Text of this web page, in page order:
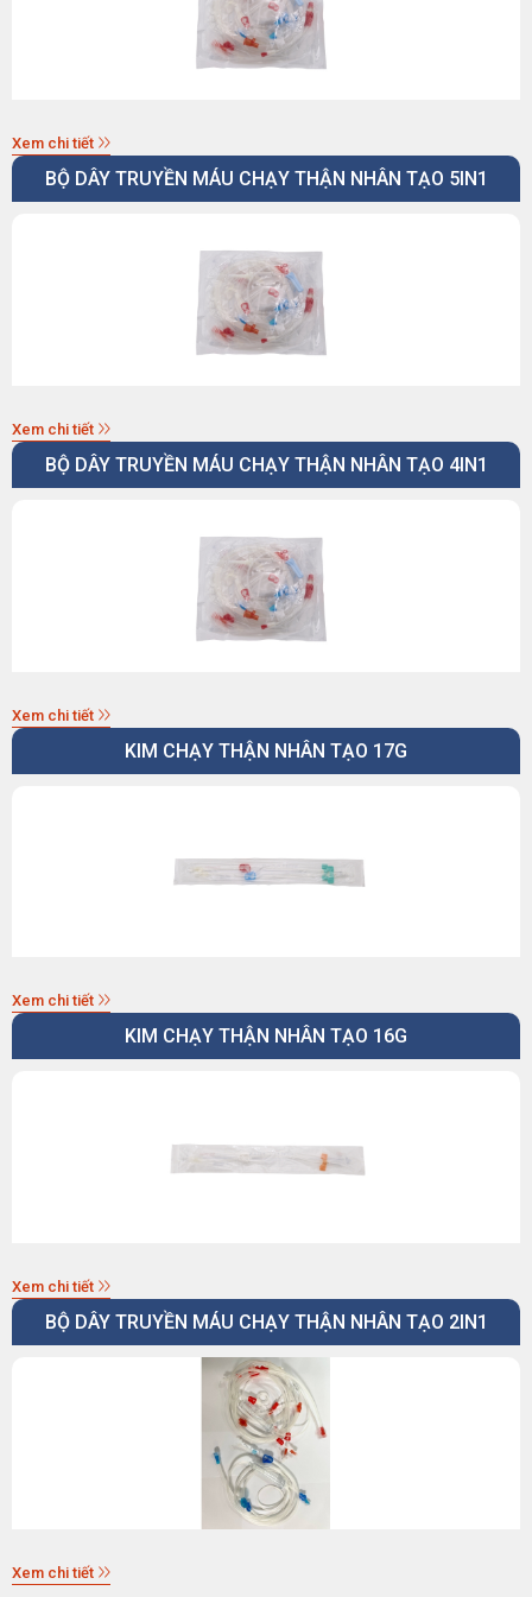
Xem chi tiết
BỘ DÂY TRUYỀN MÁU CHẠY THẬN NHÂN TẠO 5IN1
Xem chi tiết
BỘ DÂY TRUYỀN MÁU CHẠY THẬN NHÂN TẠO 4IN1
Xem chi tiết
KIM CHẠY THẬN NHÂN TẠO 17G
Xem chi tiết
KIM CHẠY THẬN NHÂN TẠO 16G
Xem chi tiết
BỘ DÂY TRUYỀN MÁU CHẠY THẬN NHÂN TẠO 2IN1
Xem chi tiết